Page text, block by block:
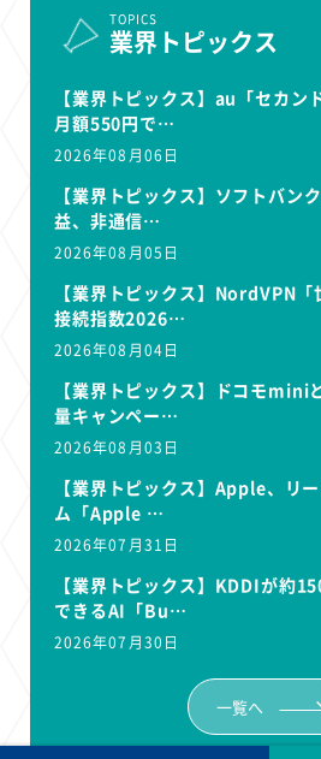
TOPICS
業界トピックス
【業界トピックス】au「セカン
月額550円で…
2026年08月06日
【業界トピックス】ソフトバン
益、非通信…
2026年08月05日
【業界トピックス】NordVPN
接続指数2026…
2026年08月04日
【業界トピックス】ドコモ
量キャンペー…
2026年08月03日
【業界トピックス】Apple、リ
ム「Apple …
2026年07月31日
【業界トピックス】KDDIが約
できるAI「Bu…
2026年07月30日
一覧へ